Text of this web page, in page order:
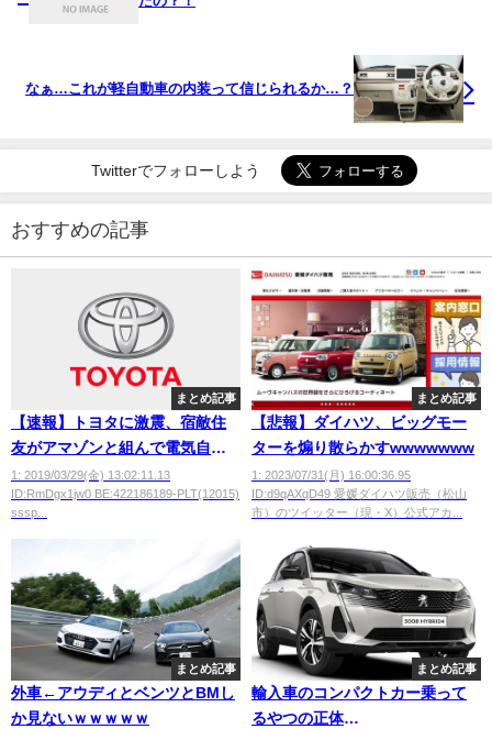
なぁ…これが軽自動車の内装って信じられるか…？
Twitterでフォローしよう
おすすめの記事
まとめ記事
【速報】トヨタに激震、宿敵住
友がアマゾンと組んで電気自動
車に参入、三菱の工場を買収
wwwwwwwwwwww
1: 2019/03/29(金) 13:02:11.13
ID:RmDgx1jw0 BE:422186189-PLT(12015)
sssp...
まとめ記事
【悲報】ダイハツ、ビッグモー
ターを煽り散らかすwwwwwww
1: 2023/07/31(月) 16:00:36.95
ID:d9qAXqD49 愛媛ダイハツ販売（松山
市）のツイッター（現・X）公式アカ...
まとめ記事
外車←アウディとベンツとBMし
か見ないｗｗｗｗｗ
まとめ記事
輸入車のコンパクトカー乗って
るやつの正体